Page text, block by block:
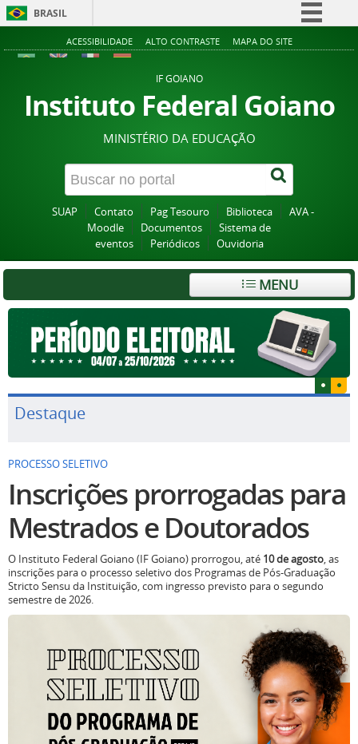
BRASIL
Simplifique!
Acesso à informação
Legislação
Canais
ACESSIBILIDADE ALTO CONTRASTE MAPA DO SITE
IF GOIANO
Instituto Federal Goiano
MINISTÉRIO DA EDUCAÇÃO
SUAP Contato Pag Tesouro Biblioteca
AVA -
Moodle
Documentos
Sistema de
eventos
Periódicos Ouvidoria
MENU
Destaque
PROCESSO SELETIVO
Inscrições prorrogadas para
Mestrados e Doutorados
O Instituto Federal Goiano (IF Goiano) prorrogou, até 10 de agosto, as
inscrições para o processo seletivo dos Programas de Pós-Graduação
Stricto Sensu da Instituição, com ingresso previsto para o segundo
semestre de 2026.